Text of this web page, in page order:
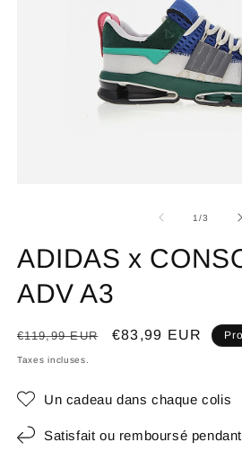
1/de
3
ADIDAS x
ADV A3
Prix
habituel
€119,99 EUR
Prix
€83,99 EUR
Taxes incluses.
Un cadeau dans chaque colis
Satisfait ou remboursé